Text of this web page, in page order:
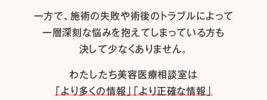
一方で、施術の失敗や術後のトラブルによって
一層深刻な悩みを抱えてしまっている方も
決して少なくありません。
わたしたち美容医療相談室は
「より多くの情報」「より正確な情報」